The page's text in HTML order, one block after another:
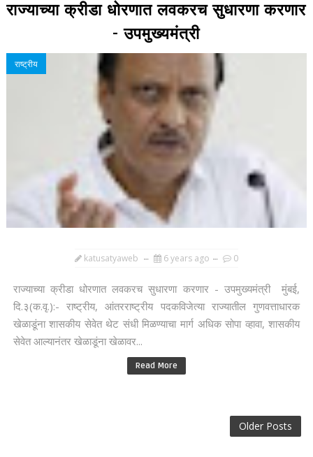
राज्याच्या क्रीडा धोरणात लवकरच सुधारणा करणार
- उपमुख्यमंत्री
राष्ट्रीय
katusatyaweb 6 years ago 0
राज्याच्या क्रीडा धोरणात लवकरच सुधारणा करणार - उपमुख्यमंत्री मुंबई,
दि.३(क.वृ.):- राष्ट्रीय, आंतरराष्ट्रीय पदकविजेत्या राज्यातील गुणवत्ताधारक
खेळाडूंना शासकीय सेवेत थेट संधी मिळण्याचा मार्ग अधिक सोपा व्हावा, शासकीय
सेवेत आल्यानंतर खेळाडूंना खेळावर...
Read More
Older Posts